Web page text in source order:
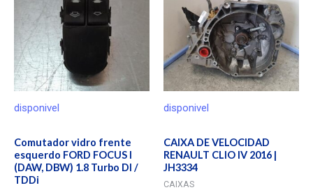
disponivel
Comutador vidro frente
esquerdo FORD FOCUS I
(DAW, DBW) 1.8 Turbo DI /
TDDi
disponivel
CAIXA DE VELOCIDAD
RENAULT CLIO IV 2016 |
JH3334
CAIXAS